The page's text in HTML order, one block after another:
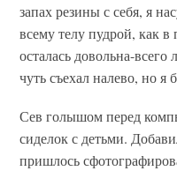
запах резины с себя, я
всему телу пудрой, как
осталась довольна-
чуть съехал налево, но я
Сев голышом перед
сиделок с детьми.
пришлось